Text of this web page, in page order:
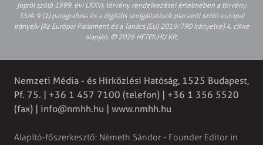
jogról szóló 1999. évi LXXVI. törvény rendelkezései értelmében a törvény
35/A. § (1) paragrafusa és a digitális szolgáltatások piacairól szóló európai
irányelv (Az Európai Parlament és a Tanács (EU) 2019/790 Irányelve) 4. cikke
alapján. © 2026 HETEK.HU Kft.
Nemzeti Média - és Hírközlési Hatóság, 1525 Budapest,
Pf. 75. | +36 1 457 7100 (telefon) | +36 1 356 5520
(fax) | info@nmhh.hu | www.nmhh.hu
Alapító-főszerkesztő: Németh Sándor - Founder Editor in